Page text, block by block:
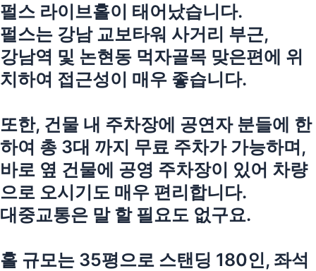
펄스 라이브홀이 태어났습니다.
펄스는 강남 교보타워 사거리 부근,
강남역 및 논현동 먹자골목 맞은편에 위
치하여 접근성이 매우 좋습니다.
또한, 건물 내 주차장에 공연자 분들에 한
하여 총 3대 까지 무료 주차가 가능하며,
바로 옆 건물에 공영 주차장이 있어 차량
으로 오시기도 매우 편리합니다.
대중교통은 말 할 필요도 없구요.
홀 규모는 35평으로 스탠딩 180인, 좌석